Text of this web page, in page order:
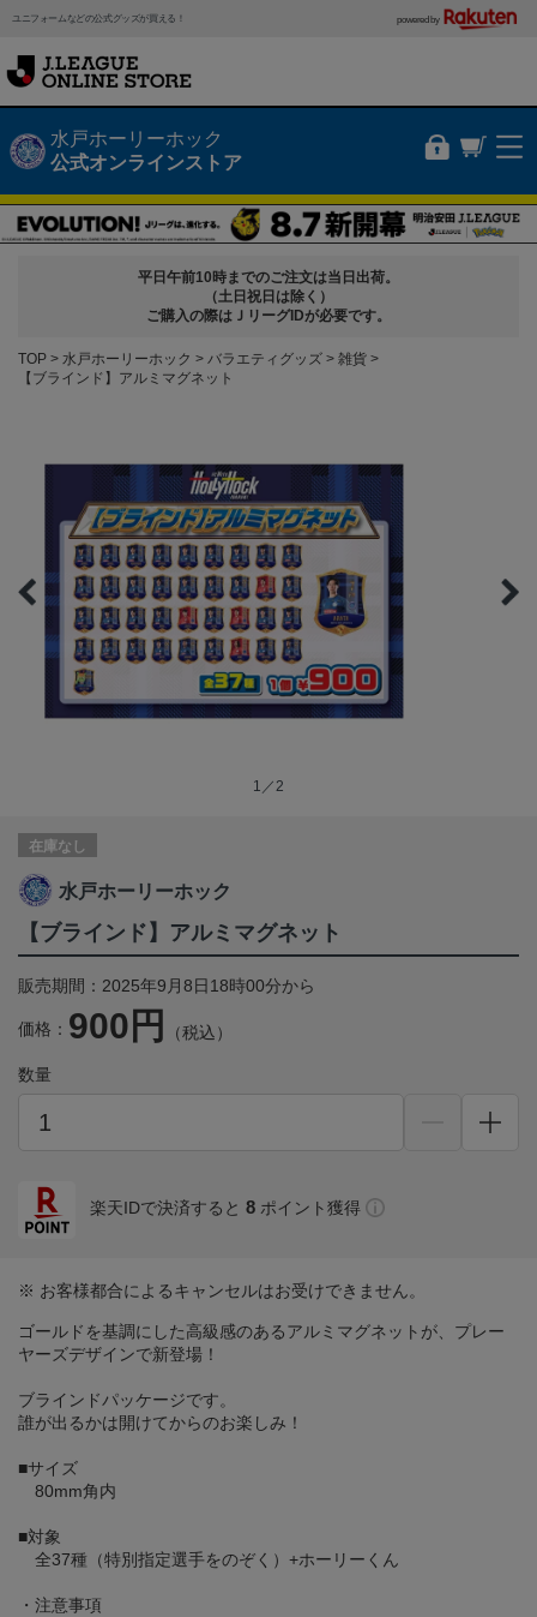
ユニフォームなどの公式グッズが買える！ powered by
水戸ホーリーホック
公式オンラインストア
平日午前10時までのご注文は当日出荷。
（土日祝日は除く）
ご購入の際はＪリーグIDが必要です。
TOP 水戸ホーリーホック バラエティグッズ
雑貨
【ブラインド】アルミマグネット
1／2
在庫なし
水戸ホーリーホック
【ブラインド】アルミマグネット
販売期間：2025年9月8日18時00分から
価格： 900円 （税込）
数量
楽天IDで決済すると 8 ポイント獲得
※ お客様都合によるキャンセルはお受けできません。
ゴールドを基調にした高級感のあるアルミマグネットが、プレー
ヤーズデザインで新登場！
ブラインドパッケージです。
誰が出るかは開けてからのお楽しみ！
■サイズ
80mm角内
■対象
全37種（特別指定選手をのぞく）+ホーリーくん
・注意事項